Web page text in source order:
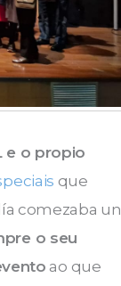
e o propio
que
comezaba un
o seu
ao que